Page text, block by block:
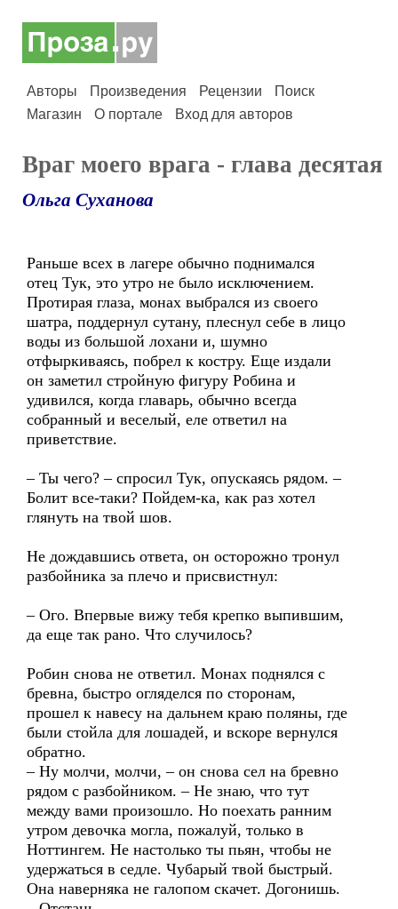
Авторы Произведения Рецензии
Поиск
Магазин
О портале Вход для авторов
Враг моего врага - глава десятая
Ольга Суханова
Раньше всех в лагере обычно поднимался
отец Тук, это утро не было исключением.
Протирая глаза, монах выбрался из своего
шатра, поддернул сутану, плеснул себе в лицо
воды из большой лохани и, шумно
отфыркиваясь, побрел к костру. Еще издали
он заметил стройную фигуру Робина и
удивился, когда главарь, обычно всегда
собранный и веселый, еле ответил на
приветствие.
– Ты чего? – спросил Тук, опускаясь рядом. –
Болит все-таки? Пойдем-ка, как раз хотел
глянуть на твой шов.
Не дождавшись ответа, он осторожно тронул
разбойника за плечо и присвистнул:
– Ого. Впервые вижу тебя крепко выпившим,
да еще так рано. Что случилось?
Робин снова не ответил. Монах поднялся с
бревна, быстро огляделся по сторонам,
прошел к навесу на дальнем краю поляны, где
были стойла для лошадей, и вскоре вернулся
обратно.
– Ну молчи, молчи, – он снова сел на бревно
рядом с разбойником. – Не знаю, что тут
между вами произошло. Но поехать ранним
утром девочка могла, пожалуй, только в
Ноттингем. Не настолько ты пьян, чтобы не
удержаться в седле. Чубарый твой быстрый.
Она наверняка не галопом скачет. Догонишь.